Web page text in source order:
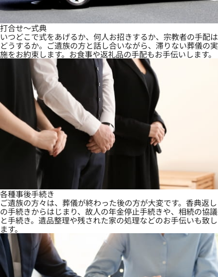
打合せ～式典
いつどこで式をあげるか、何人お招きするか、宗教者の手配は
どうするか。ご遺族の方と話し合いながら、滞りない葬儀の実
施をお約束します。お食事や返礼品の手配もお手伝いします。
各種事後手続き
ご遺族の方々は、葬儀が終わった後の方が大変です。香典返し
の手続きからはじまり、故人の年金停止手続きや、相続の協議
と手続き。遺品整理や残された家の処理などのお手伝いも致し
ます。